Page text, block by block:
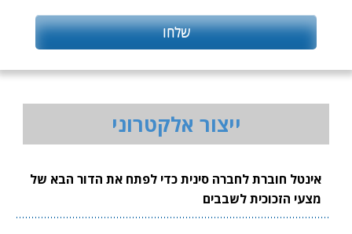
ייצור אלקטרוני
אינטל חוברת לחברה סינית כדי לפתח את הדור הבא של
מצעי הזכוכית לשבבים